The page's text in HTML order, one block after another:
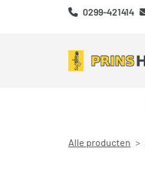
0299-421414
Alle producten